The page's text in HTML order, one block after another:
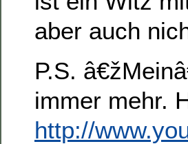
aber auch
P.S.
immer mehr.
http://